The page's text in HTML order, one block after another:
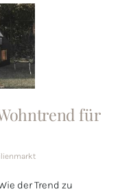
für
der Trend zu